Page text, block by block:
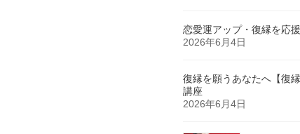
恋愛運アップ・復縁を応
2026年6月4日
復縁を願うあなたへ【復
講座
2026年6月4日